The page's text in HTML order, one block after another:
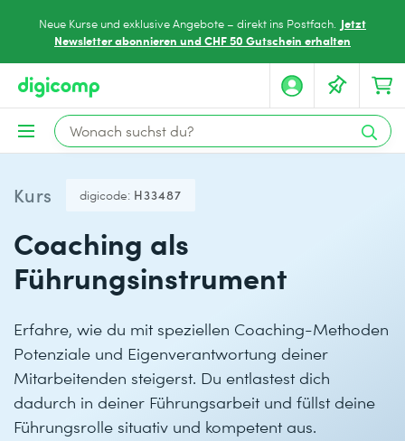
Neue Kurse und exklusive Angebote – direkt ins Postfach. Jetzt
Newsletter abonnieren und CHF 50 Gutschein erhalten
Kurs digicode: H33487
Coaching als
Führungsinstrument
Erfahre, wie du mit speziellen Coaching-Methoden
Potenziale und Eigenverantwortung deiner
Mitarbeitenden steigerst. Du entlastest dich
dadurch in deiner Führungsarbeit und füllst deine
Führungsrolle situativ und kompetent aus.